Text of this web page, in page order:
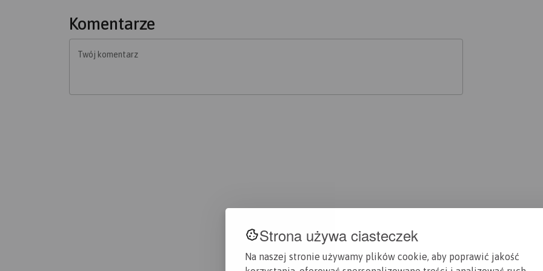
Strona używa ciasteczek
Na naszej stronie używamy plików cookie, aby poprawić jakość
Komentarze
Twój komentarz